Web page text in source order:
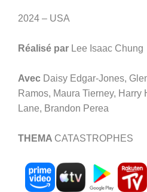
2024 – USA
Réalisé par Lee Isaac Chung
Avec Daisy Edgar-Jones,
Ramos, Maura Tierney, Harry
Lane, Brandon Perea
THEMA CATASTROPHES